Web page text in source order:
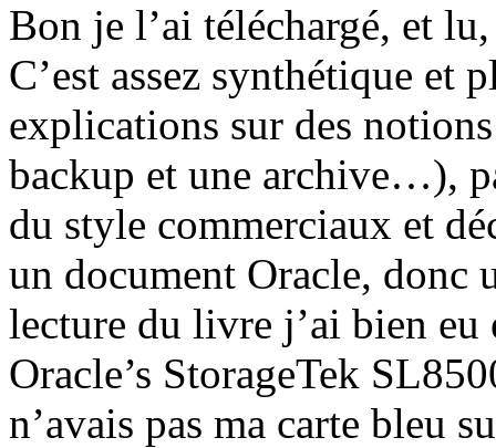
Bon je l’ai téléchargé, et
C’est assez synthétique
explications sur des
backup et une archive…),
du style commerciaux et
un document Oracle,
lecture du livre j’ai bien
Oracle’s StorageTek
n’avais pas ma carte bleu